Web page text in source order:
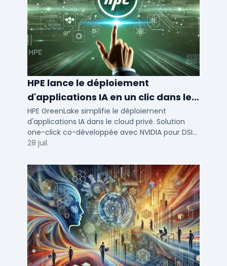
HPE lance le déploiement
d'applications IA en un clic dans le
cloud privé
HPE GreenLake simplifie le déploiement
d'applications IA dans le cloud privé. Solution
one-click co-développée avec NVIDIA pour DSI
de PME et ETI : performance et conformité.
28 juil.